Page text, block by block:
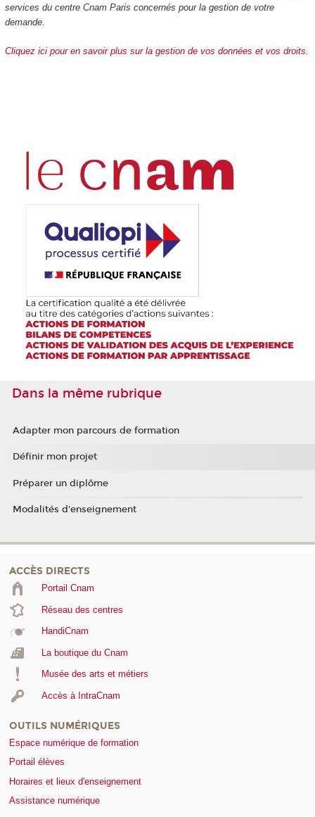
services du centre Cnam Paris concernés pour la gestion de votre
demande.
Cliquez ici pour en savoir plus sur la gestion de vos données et vos droits.
Dans la même rubrique
Adapter mon parcours de formation
Définir mon projet
Préparer un diplôme
Modalités d'enseignement
ACCÈS DIRECTS
Portail Cnam
Réseau des centres
HandiCnam
La boutique du Cnam
Musée des arts et métiers
Accès à IntraCnam
OUTILS NUMÉRIQUES
Espace numérique de formation
Portail élèves
Horaires et lieux d'enseignement
Assistance numérique